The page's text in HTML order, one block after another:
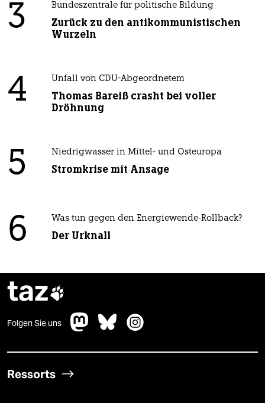
3 Bundeszentrale für politische Bildung
Zurück zu den antikommunistischen
Wurzeln
4 Unfall von CDU-Abgeordnetem
Thomas Bareiß crasht bei voller
Dröhnung
5 Niedrigwasser in Mittel- und Osteuropa
Stromkrise mit Ansage
6 Was tun gegen den Energiewende-Rollback?
Der Urknall
taz
Folgen Sie uns
Ressorts